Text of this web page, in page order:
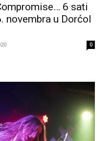
6 sati
novembra u Dorćol
0